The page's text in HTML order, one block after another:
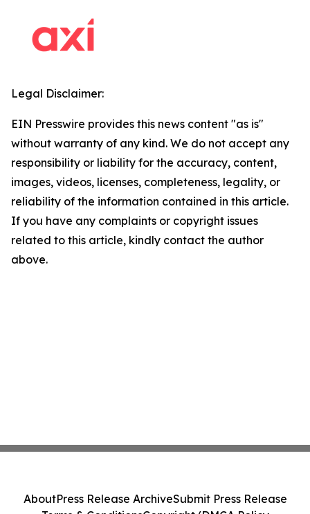
Legal Disclaimer:
EIN Presswire provides this news content "as is"
without warranty of any kind. We do not accept any
responsibility or liability for the accuracy, content,
images, videos, licenses, completeness, legality, or
reliability of the information contained in this article.
If you have any complaints or copyright issues
related to this article, kindly contact the author
above.
AboutPress Release ArchiveSubmit Press Release